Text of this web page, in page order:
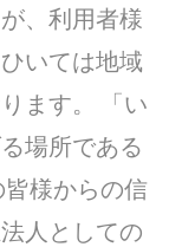
、利用者様
いては地域
ます。 「い
場所である
様からの信
人としての